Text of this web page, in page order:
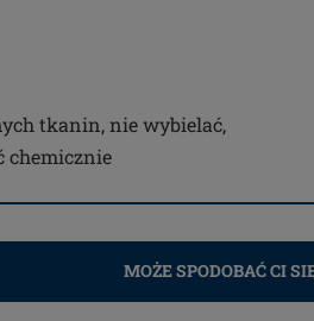
tkanin, nie wybielać,
chemicznie
MOŻE SPODOBAĆ CI